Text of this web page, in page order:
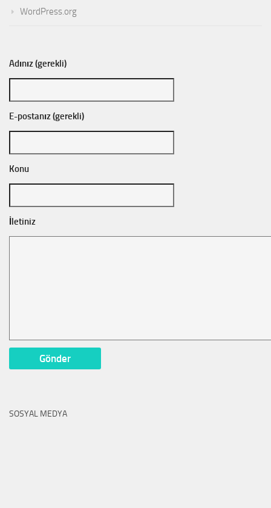
WordPress.org
Adınız (gerekli)
E-postanız (gerekli)
Konu
İletiniz
SOSYAL MEDYA